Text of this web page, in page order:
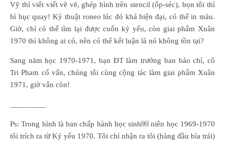
Vỹ thì viết viết vẽ vẽ, ghép hình trên stencil (ốp-séc), bọn tôi thì
hì hục quay! Kỷ thuật roneo lúc đó khá hiện đại, có thể in màu.
Giờ, chỉ có thể tìm lại được cuốn kỷ yếu, còn giai phẩm Xuân
1970 thì không ai có, nên có thể kết luận là nó không tồn tại?
Sang năm học 1970-1971, bạn ĐT làm trưởng ban báo chí, cô
Tri Pham cố vấn, chúng tôi cùng cộng tác làm giai phẩm Xuân
1971, giờ vẫn còn!
Ps: Trong hình là ban chấp hành học sinh￼ niên học 1969-1970
tôi trích ra từ Kỷ yếu 1970. Tôi chỉ nhận ra tôi (hàng đầu bìa trái)